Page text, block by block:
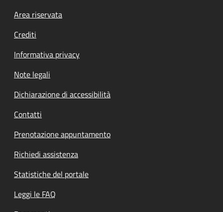
Footer menu
Area riservata
Crediti
Informativa privacy
Note legali
Dichiarazione di accessibilità
Contatti
Prenotazione appuntamento
Richiedi assistenza
Statistiche del portale
Leggi le FAQ